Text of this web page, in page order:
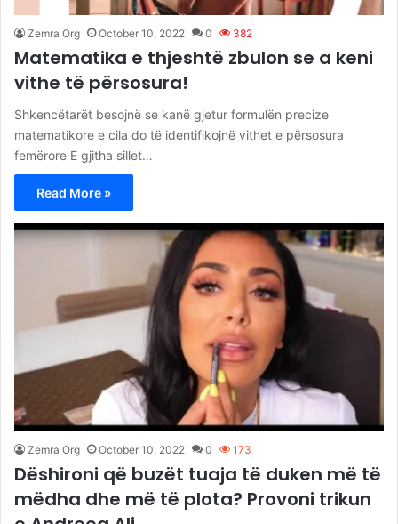
Zemra Org October 10, 2022 0 382
Matematika e thjeshtë zbulon se a keni
vithe të përsosura!
Shkencëtarët besojnë se kanë gjetur formulën precize
matematikore e cila do të identifikojnë vithet e përsosura
femërore E gjitha sillet…
Read More »
Zemra Org October 10, 2022 0 173
Dëshironi që buzët tuaja të duken më të
mëdha dhe më të plota? Provoni trikun